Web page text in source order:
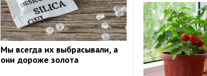
Мы всегда их выбрасывали, а
они дороже золота